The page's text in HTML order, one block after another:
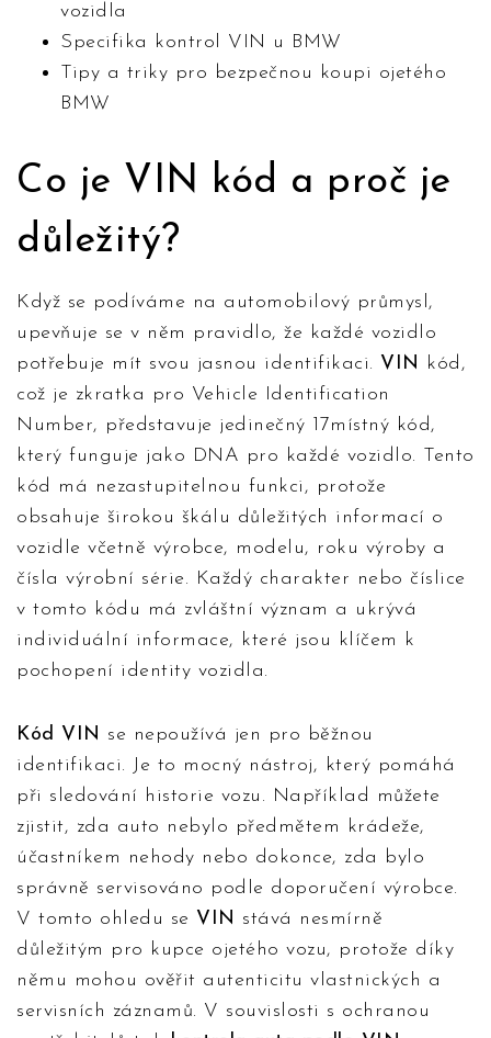
vozidla
Specifika kontrol VIN u BMW
Tipy a triky pro bezpečnou koupi ojetého
BMW
Co je VIN kód a proč je
důležitý?
Když se podíváme na automobilový průmysl,
upevňuje se v něm pravidlo, že každé vozidlo
potřebuje mít svou jasnou identifikaci. VIN kód,
což je zkratka pro Vehicle Identification
Number, představuje jedinečný 17místný kód,
který funguje jako DNA pro každé vozidlo. Tento
kód má nezastupitelnou funkci, protože
obsahuje širokou škálu důležitých informací o
vozidle včetně výrobce, modelu, roku výroby a
čísla výrobní série. Každý charakter nebo číslice
v tomto kódu má zvláštní význam a ukrývá
individuální informace, které jsou klíčem k
pochopení identity vozidla.
Kód VIN se nepoužívá jen pro běžnou
identifikaci. Je to mocný nástroj, který pomáhá
při sledování historie vozu. Například můžete
zjistit, zda auto nebylo předmětem krádeže,
účastníkem nehody nebo dokonce, zda bylo
správně servisováno podle doporučení výrobce.
V tomto ohledu se VIN stává nesmírně
důležitým pro kupce ojetého vozu, protože díky
němu mohou ověřit autenticitu vlastnických a
servisních záznamů. V souvislosti s ochranou